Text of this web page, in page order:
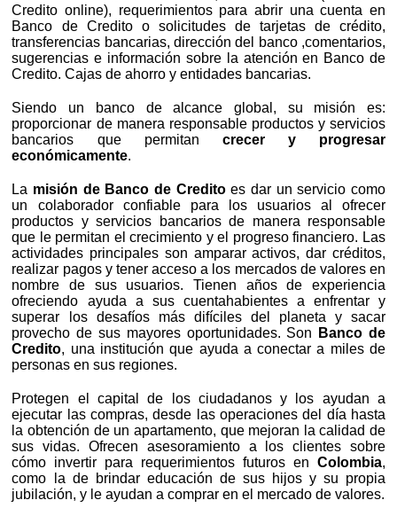
Credito online), requerimientos para abrir una cuenta en
Banco de Credito o solicitudes de tarjetas de crédito,
transferencias bancarias, dirección del banco ,comentarios,
sugerencias e información sobre la atención en Banco de
Credito. Cajas de ahorro y entidades bancarias.
Siendo un banco de alcance global, su misión es:
proporcionar de manera responsable productos y servicios
bancarios que permitan crecer y progresar
económicamente.
La misión de Banco de Creditoes dar un servicio como
un colaborador confiable para los usuarios al ofrecer
productos y servicios bancarios de manera responsable
que le permitan el crecimiento y el progreso financiero. Las
actividades principales son amparar activos, dar créditos,
realizar pagos y tener acceso a los mercados de valores en
nombre de sus usuarios. Tienen años de experiencia
ofreciendo ayuda a sus cuentahabientes a enfrentar y
superar los desafíos más difíciles del planeta y sacar
provecho de sus mayores oportunidades. Son
Banco de
Credito, una institución que ayuda a conectar a miles de
personas en sus regiones.
Protegen el capital de los ciudadanos y los ayudan a
ejecutar las compras, desde las operaciones del día hasta
la obtención de un apartamento, que mejoran la calidad de
sus vidas. Ofrecen asesoramiento a los clientes sobre
cómo invertir para requerimientos futuros en Colombia,
como la de brindar educación de sus hijos y su propia
jubilación, y le ayudan a comprar en el mercado de valores.